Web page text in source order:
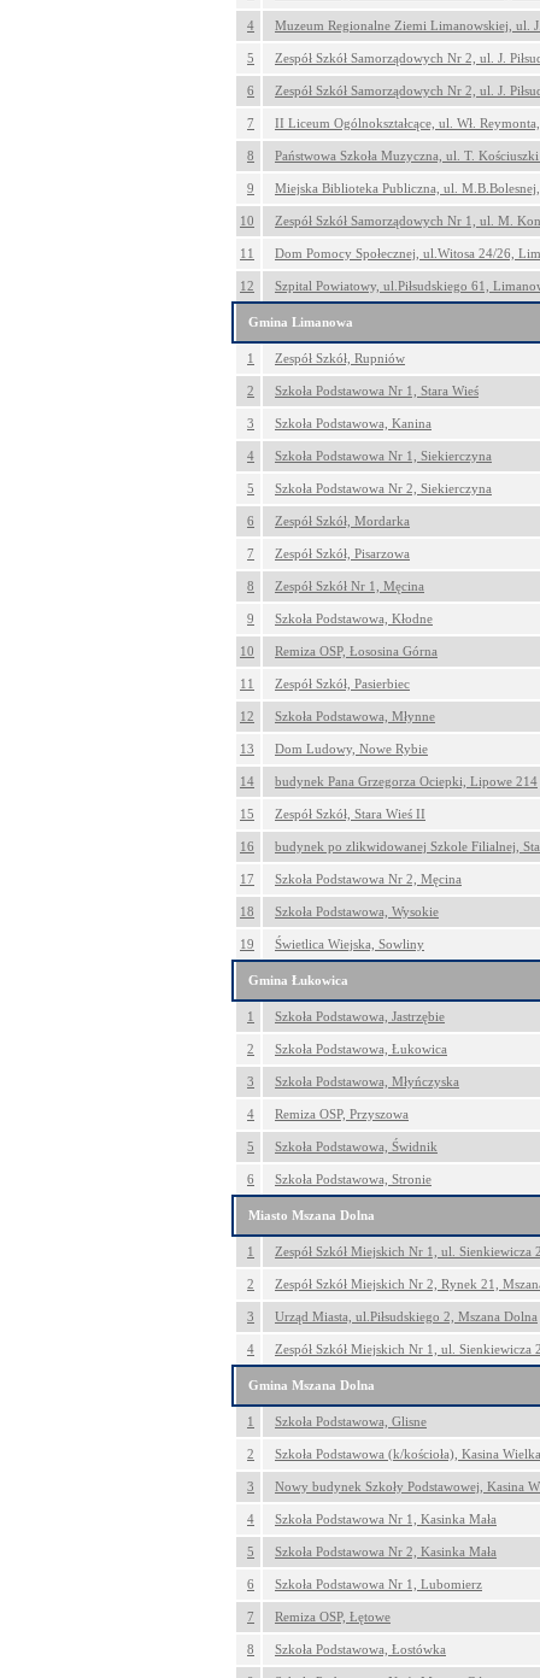
4 Muzeum Regionalne Ziemi Limanowskiej, ul.
5 Zespół Szkół Samorządowych Nr 2, ul. J.
6 Zespół Szkół Samorządowych Nr 2, ul. J.
7 II Liceum Ogólnokształcące, ul. Wł.
8 Państwowa Szkoła Muzyczna, ul. T.
9 Miejska Biblioteka Publiczna, ul.
10 Zespół Szkół Samorządowych Nr 1, ul. M.
11 Dom Pomocy Społecznej, ul.Witosa 24/26,
12 Szpital Powiatowy, ul.Piłsudskiego 61,
Gmina Limanowa
1 Zespół Szkół, Rupniów
2 Szkoła Podstawowa Nr 1, Stara Wieś
3 Szkoła Podstawowa, Kanina
4 Szkoła Podstawowa Nr 1, Siekierczyna
5 Szkoła Podstawowa Nr 2, Siekierczyna
6 Zespół Szkół, Mordarka
7 Zespół Szkół, Pisarzowa
8 Zespół Szkół Nr 1, Męcina
9 Szkoła Podstawowa, Kłodne
10 Remiza OSP, Łososina Górna
11 Zespół Szkół, Pasierbiec
12 Szkoła Podstawowa, Młynne
13 Dom Ludowy, Nowe Rybie
14 budynek Pana Grzegorza Ociepki, Lipowe 214
15 Zespół Szkół, Stara Wieś II
16 budynek po zlikwidowanej Szkole Filialnej,
17 Szkoła Podstawowa Nr 2, Męcina
18 Szkoła Podstawowa, Wysokie
19 Świetlica Wiejska, Sowliny
Gmina Łukowica
1 Szkoła Podstawowa, Jastrzębie
2 Szkoła Podstawowa, Łukowica
3 Szkoła Podstawowa, Młyńczyska
4 Remiza OSP, Przyszowa
5 Szkoła Podstawowa, Świdnik
6 Szkoła Podstawowa, Stronie
Miasto Mszana Dolna
1 Zespół Szkół Miejskich Nr 1, ul. Sienkiewicza
2 Zespół Szkół Miejskich Nr 2, Rynek 21,
3 Urząd Miasta, ul.Piłsudskiego 2, Mszana Dolna
4 Zespół Szkół Miejskich Nr 1, ul. Sienkiewicza
Gmina Mszana Dolna
1 Szkoła Podstawowa, Glisne
2 Szkoła Podstawowa (k/kościoła), Kasina Wielka
3 Nowy budynek Szkoły Podstawowej, Kasina
4 Szkoła Podstawowa Nr 1, Kasinka Mała
5 Szkoła Podstawowa Nr 2, Kasinka Mała
6 Szkoła Podstawowa Nr 1, Lubomierz
7 Remiza OSP, Łętowe
8 Szkoła Podstawowa, Łostówka